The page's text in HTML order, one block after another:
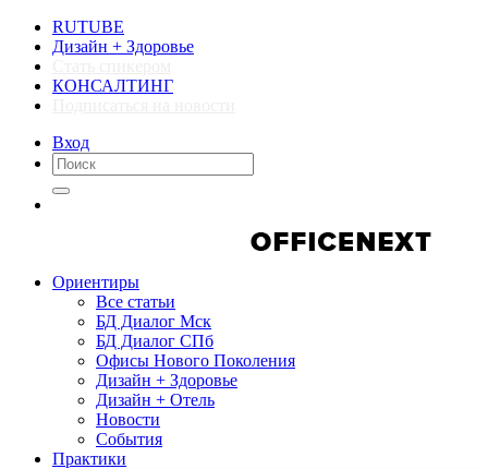
RUTUBE
Дизайн + Здоровье
КОНСАЛТИНГ
Вход
Ориентиры
Все статьи
БД Диалог Мск
БД Диалог СПб
Офисы Нового Поколения
Дизайн + Здоровье
Дизайн + Отель
Новости
События
Практики